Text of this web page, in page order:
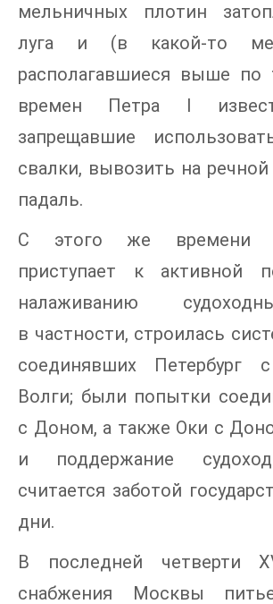
мельничных плотин
луга и (в какой-то
располагавшиеся выше по
времен Петра I
запрещавшие
свалки, вывозить на
падаль.
С этого же времени
приступает к активной
налаживанию
в частности, строилась
соединявших Петербург
Волги; были попытки
с Доном, а также Оки с
и поддержание
считается заботой
дни.
В последней четверти
снабжения Москвы